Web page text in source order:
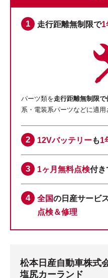
走行距離無制限で1
パーツ類を走行距離無制限で
系・電装系パーツなどに適用
12Vバッテリーも1
1ヶ月無料点検付き
全国の日産サービ
点検＆修理
松本日産自動車株式
塩尻カーランド